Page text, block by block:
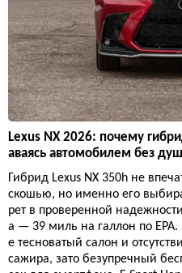
Lexus NX 2026: почему
аваясь автомобилем без
Гибрид Lexus NX 350h не
скошью, но именно его
рет в проверенной
а — 39 миль на галлон по
е тесноватый салон и
сажира, зато безупречный